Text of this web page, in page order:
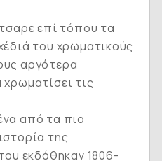
επί τόπου τα
του χρωματικούς
αργότερα
τις
από τα πιο
της
εκδόθηκαν 1806-